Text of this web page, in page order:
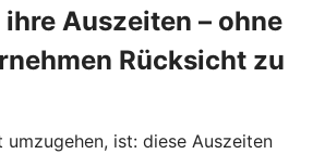
Auszeiten – ohne
Rücksicht zu
ist: diese Auszeiten